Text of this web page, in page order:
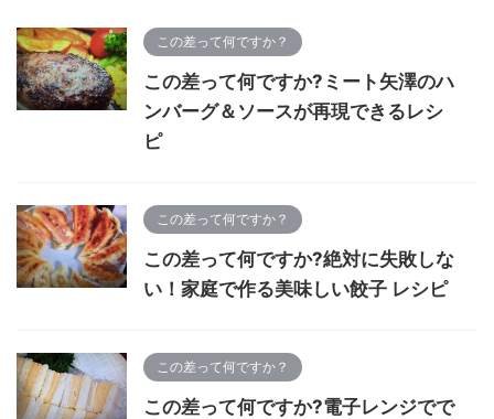
この差って何ですか？
この差って何ですか?ミート矢澤のハ
ンバーグ＆ソースが再現できるレシ
ピ
この差って何ですか？
この差って何ですか?絶対に失敗しな
い！家庭で作る美味しい餃子 レシピ
この差って何ですか？
この差って何ですか?電子レンジでで